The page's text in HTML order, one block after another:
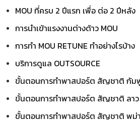
MOU ที่ครบ 2 ปีแรก เพื่อ ต่อ 2 ปีหลัง
การนำเข้าแรงงานต่างด้าว MOU
การทำ MOU RETUNE ทำอย่างไรบ้าง
บริการดูแล OUTSOURCE
ขั้นตอนการทำพาสปอร์ต สัญชาติ กัม
ขั้นตอนการทำพาสปอร์ต สัญชาติ ลาว
ขั้นตอนการทำพาสปอร์ต สัญชาติ พม่า